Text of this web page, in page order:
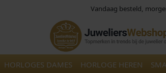
Vandaag besteld,
HORLOGES DAMES HORLOGE HEREN